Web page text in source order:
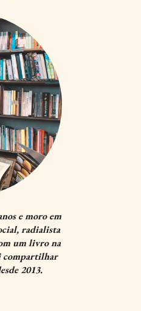
e moro em
radialista
um livro na
compartilhar
2013.